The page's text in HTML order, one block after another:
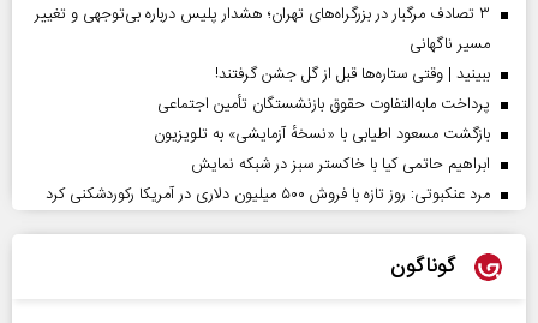
۳ تصادف مرگبار در بزرگراه‌های تهران؛ هشدار پلیس درباره بی‌توجهی و تغییر
مسیر ناگهانی
ببینید | وقتی ستاره‌ها قبل از گل جشن گرفتند!
پرداخت مابه‌التفاوت حقوق بازنشستگان تأمین اجتماعی
بازگشت مسعود اطیابی با «نسخهٔ آزمایشی» به تلویزیون
ابراهیم حاتمی کیا با خاکستر سبز در شبکه نمایش
مرد عنکبوتی: روز تازه با فروش ۵۰۰ میلیون دلاری در آمریکا رکوردشکنی کرد
گوناگون